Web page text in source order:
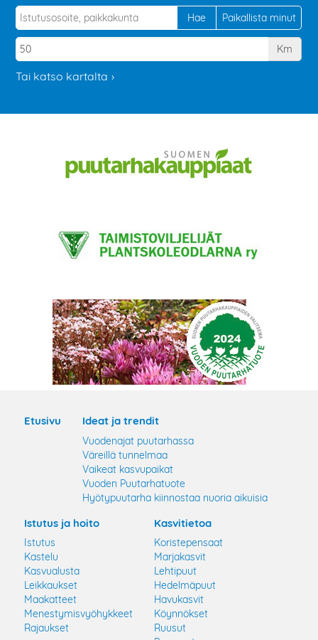
Km
Tai katso kartalta
Etusivu Ideat ja trendit
Vuodenajat puutarhassa
Väreillä tunnelmaa
Vaikeat kasvupaikat
Vuoden Puutarhatuote
Hyötypuutarha kiinnostaa nuoria aikuisia
Istutus ja hoito
Istutus
Kastelu
Kasvualusta
Leikkaukset
Maakatteet
Menestymisvyöhykkeet
Rajaukset
Kasvitietoa
Koristepensaat
Marjakasvit
Lehtipuut
Hedelmäpuut
Havukasvit
Köynnökset
Ruusut